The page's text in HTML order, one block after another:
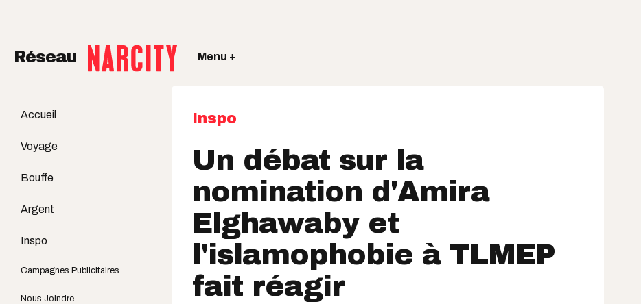
Réseau Menu +
Accueil
Voyage
Bouffe
Argent
Inspo
Campagnes Publicitaires
Nous Joindre
Inspo
Un débat sur la
nomination d'Amira
Elghawaby et
l'islamophobie à TLMEP
fait réagir